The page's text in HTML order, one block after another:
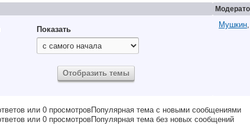
Показать
Мушкин,
Популярная тема с новыми сообщениями
Популярная тема без новых сообщений